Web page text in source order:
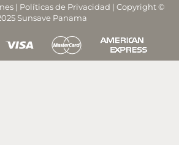
| Políticas de Privacidad | Copyright ©
Sunsave Panama